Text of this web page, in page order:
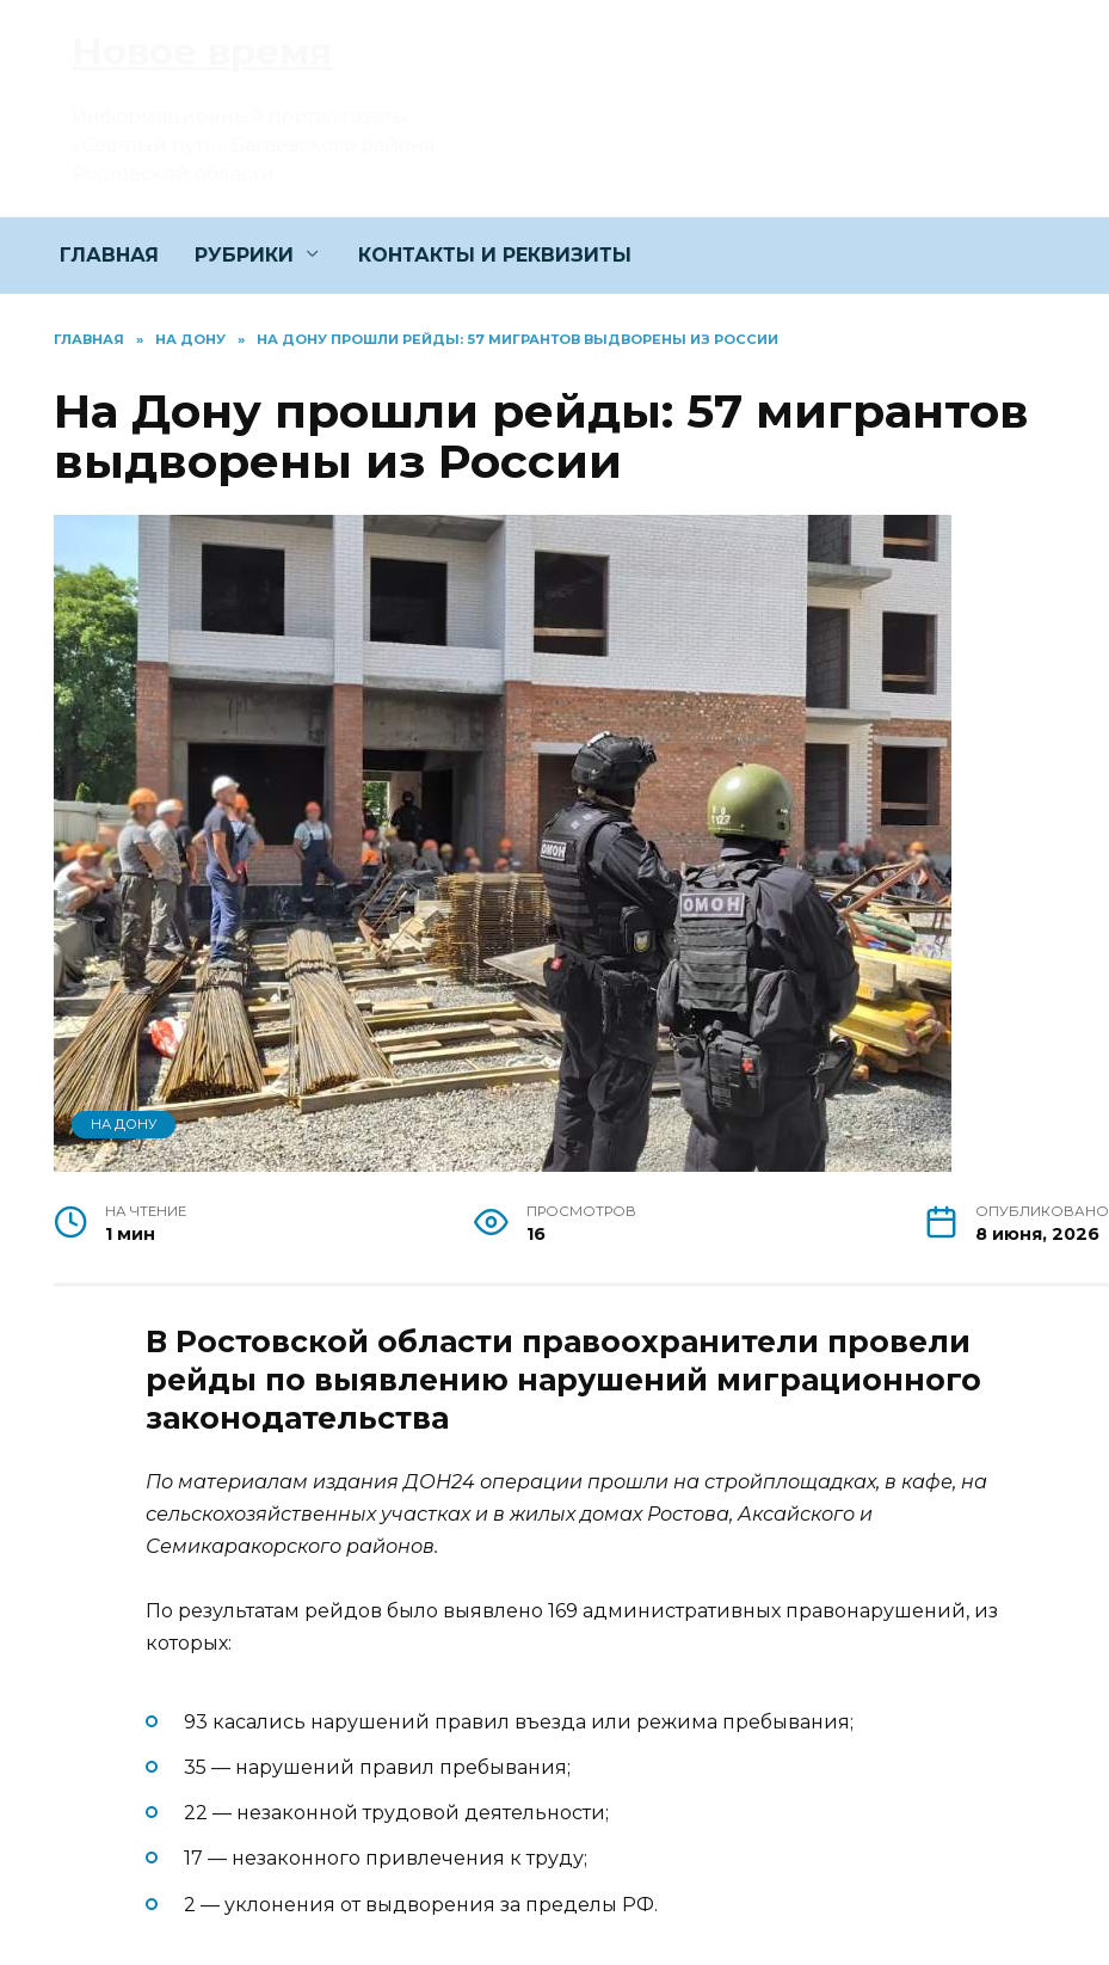
ГЛАВНАЯ РУБРИКИ КОНТАКТЫ И РЕКВИЗИТЫ
ГЛАВНАЯ » НА ДОНУ » НА ДОНУ ПРОШЛИ РЕЙДЫ: 57 МИГРАНТОВ ВЫДВОРЕНЫ ИЗ РОССИИ
На Дону прошли рейды: 57 мигрантов
выдворены из России
НА ДОНУ
НА ЧТЕНИЕ
1 мин
ПРОСМОТРОВ
16
ОПУБЛИКОВАНО
8 июня, 2026
В Ростовской области правоохранители провели
рейды по выявлению нарушений миграционного
законодательства
По материалам издания ДОН24 операции прошли на стройплощадках, в кафе, на
сельскохозяйственных участках и в жилых домах Ростова, Аксайского и
Семикаракорского районов.
По результатам рейдов было выявлено 169 административных правонарушений, из
которых:
93 касались нарушений правил въезда или режима пребывания;
35 — нарушений правил пребывания;
22 — незаконной трудовой деятельности;
17 — незаконного привлечения к труду;
2 — уклонения от выдворения за пределы РФ.